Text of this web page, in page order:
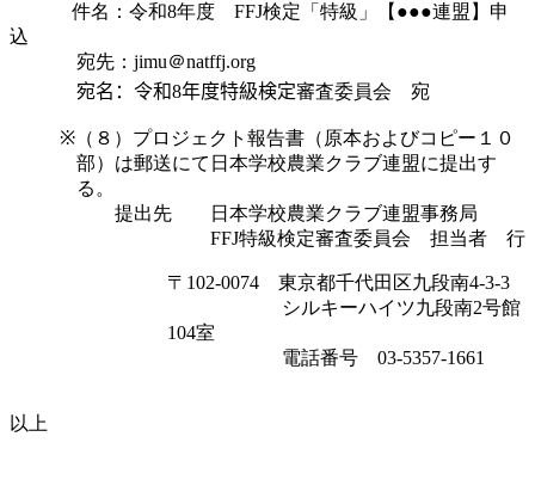
件名：令和8年度 FFJ検定「特級」【●●●連盟】申
込
宛先： jimu＠natffj.org
宛名：令和8年度特級検定審査委員会 宛
※ （８）プロジェクト報告書（原本およびコピー１０
部）は郵送にて日本学校農業クラブ連盟に提出す
る。
提出先 日本学校農業クラブ連盟事務局
FFJ特級検定審査委員会 担当者 行
〒 102-0074 東京都千代田区九段南4-3-3
シルキーハイツ九段南2号館
104室
電話番号03-5357-1661
以上